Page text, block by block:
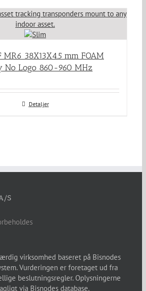
MR6 38X13X4.5 mm FOAM
No Logo 860-960 MHz
Detaljer
S